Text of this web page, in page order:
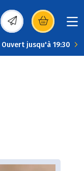
(s’ouvre dans une
Ouvert jusqu'à 19:30